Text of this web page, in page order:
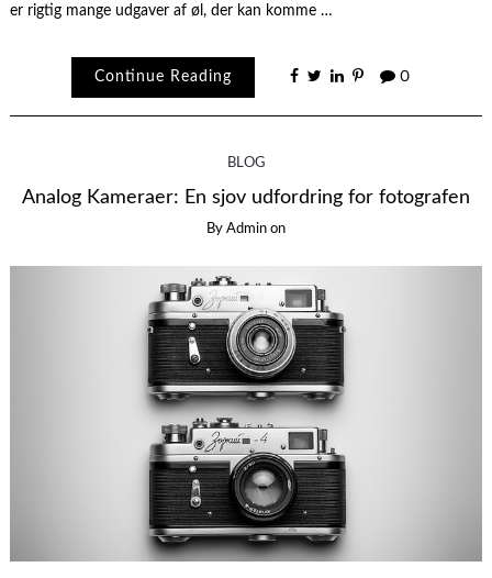
er rigtig mange udgaver af øl, der kan komme …
Continue Reading 0
BLOG
Analog Kameraer: En sjov udfordring for fotografen
By Admin on